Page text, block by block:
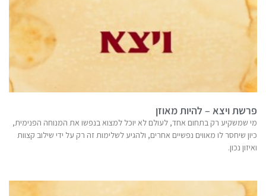
פרשת ויצא – להיות מאוזן
מי שמשקיע רק בתחום אחד, לעולם לא יוכל למצוא בנפשו את המנוחה הפנימית,
כיון שיחסר לו מאווים נפשיים אחרים, ולהגיע לשלימות זה רק על ידי שילוב קצוות
ואיזון נכון.